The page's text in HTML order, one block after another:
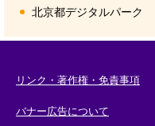
北京都デジタルパーク
リンク・著作権・免責事項
バナー広告について